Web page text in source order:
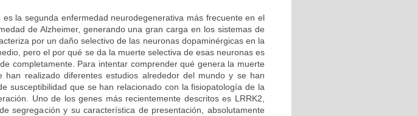
la segunda enfermedad neurodegenerativa más frecuente en el
de Alzheimer, generando una gran carga en los sistemas de
por un daño selectivo de las neuronas dopaminérgicas en la
pero el por qué se da la muerte selectiva de esas neuronas es
completamente. Para intentar comprender qué genera la muerte
han realizado diferentes estudios alrededor del mundo y se han
susceptibilidad que se han relacionado con la fisiopatología de la
Uno de los genes más recientemente descritos es LRRK2,
segregación y su característica de presentación, absolutamente